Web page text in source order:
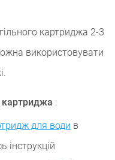
картриджа 2-3
використовувати
картриджа :
для води в
інструкцій